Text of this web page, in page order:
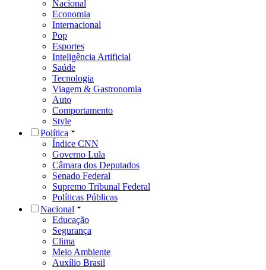
Nacional
Economia
Internacional
Pop
Esportes
Inteligência Artificial
Saúde
Tecnologia
Viagem & Gastronomia
Auto
Comportamento
Style
Política
Índice CNN
Governo Lula
Câmara dos Deputados
Senado Federal
Supremo Tribunal Federal
Políticas Públicas
Nacional
Educação
Segurança
Clima
Meio Ambiente
Auxílio Brasil